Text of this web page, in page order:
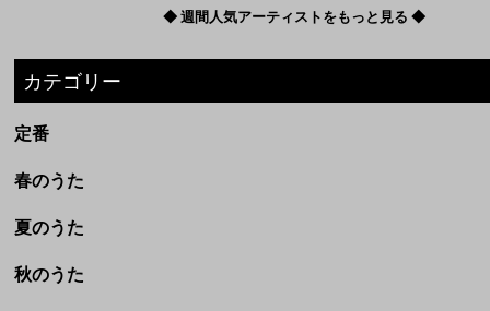
◆ 週間人気アーティストをもっと見る ◆
カテゴリー
定番
春のうた
夏のうた
秋のうた